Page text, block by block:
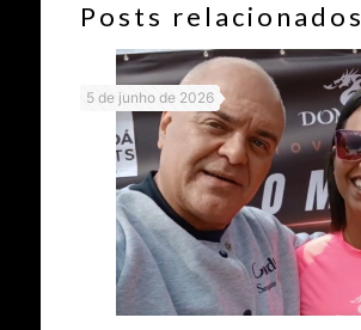
Posts relacionados
5 de junho de 2026